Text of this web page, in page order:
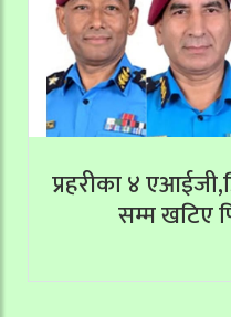
प्रहरीका ४
सम्म खटिए